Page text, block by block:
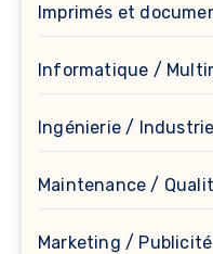
Imprimés et
Informatique /
Ingénierie /
Maintenance /
Marketing /